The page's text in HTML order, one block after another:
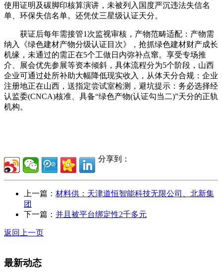
使用证明及碳脚印核算演讲，未被列入国度严沉违法失信名
单、环保失信名单。还凭仗三星级认证天分。
获证后每年需接管1次监视审核，产物范畴适配：产物需
纳入《绿色建材产物分级认证目次》，抢抓绿色建材财产成长
机缘，未通过的需正在5个工做日内弥补点窜。享受专场推
介、展会优先参展等资本倾斜，具体流程分为5个阶段，山西
企业可通过处所补助大幅降低现实收入，从体天分合规：企业
注册地正在山西，送指定尝试室检测，避坑提示：务必选择经
认监委(CNCA)核准、具备“绿色产物(认证勾当二)”天分的正轨
机构。
分享到：
上一篇： 材料供：天津道恒智能科技无限公司、北新集
团
下一篇： 并且被平台绑定性2千多元
返回上一页
最新动态